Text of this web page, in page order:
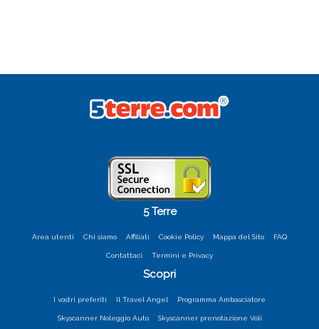
5 Terre
Area utenti Chi siamo Affiliati Cookie Policy Mappa del Sito FAQ
Contattaci Termini e Privacy
Scopri
I vostri preferiti Il Travel Angel Programma Ambasciatore
Skyscanner Noleggio Auto Skyscanner prenotazione Voli